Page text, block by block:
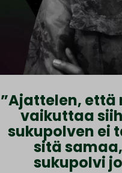
”Ajattelen, että
vaikuttaa
sukupolven ei
sitä
sukupolvi